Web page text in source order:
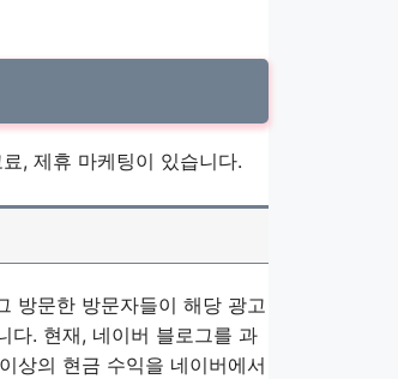
, 제휴 마케팅이 있습니다.
방문한 방문자들이 해당 광고
다. 현재, 네이버 블로그를 과
이상의 현금 수익을 네이버에서